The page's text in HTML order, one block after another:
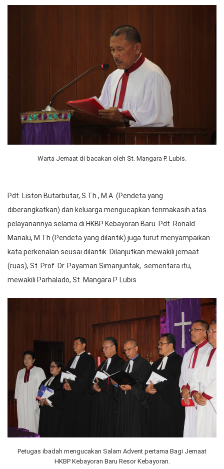
Warta Jemaat di bacakan oleh St. Mangara P. Lubis.
Pdt. Liston Butarbutar, S.Th., M.A. (Pendeta yang
diberangkatkan) dan keluarga mengucapkan terimakasih atas
pelayanannya selama di HKBP Kebayoran Baru. Pdt. Ronald
Manalu, M.Th (Pendeta yang dilantik) juga turut menyampaikan
kata perkenalan seusai dilantik. Dilanjutkan mewakili jemaat
(ruas), St. Prof. Dr. Payaman Simanjuntak, sementara itu,
mewakili Parhalado, St. Mangara P. Lubis.
Petugas ibadah mengucakan Salam Advent pertama Bagi Jemaat
HKBP Kebayoran Baru Resor Kebayoran.